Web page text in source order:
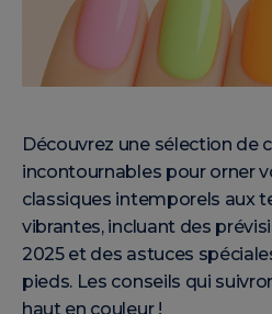
Découvrez une sélection de
incontournables pour orner
classiques intemporels aux
vibrantes, incluant des
2025 et des astuces
pieds. Les conseils qui
haut en couleur !